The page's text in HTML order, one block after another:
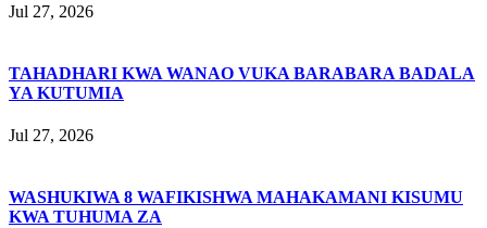
Jul 27, 2026
TAHADHARI KWA WANAO VUKA BARABARA BADALA
YA KUTUMIA
Jul 27, 2026
WASHUKIWA 8 WAFIKISHWA MAHAKAMANI KISUMU
KWA TUHUMA ZA